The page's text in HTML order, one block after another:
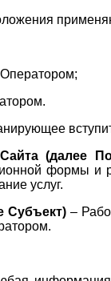
(далее
формы и
услуг.
Субъект) –